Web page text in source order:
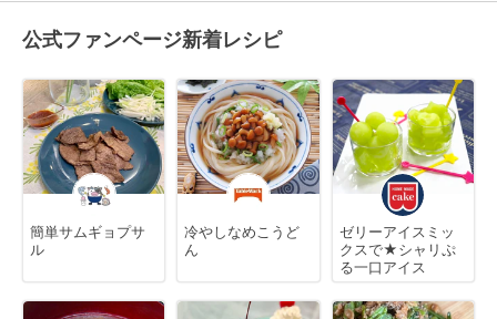
公式ファンページ新着レシピ
簡単サムギョプサ
ル
冷やしなめこうど
ん
ゼリーアイスミッ
クスで★シャリぷ
る一口アイス